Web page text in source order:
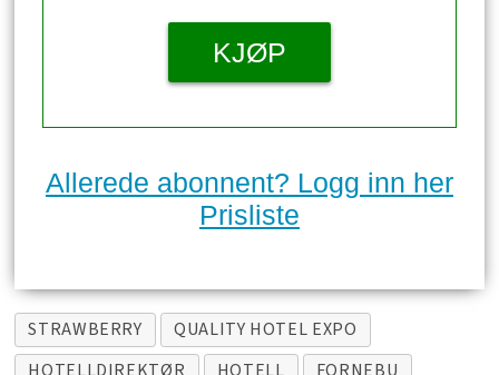
KJØP
Allerede abonnent? Logg inn her
Prisliste
STRAWBERRY
QUALITY HOTEL EXPO